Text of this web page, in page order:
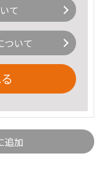
て
ついて
追加